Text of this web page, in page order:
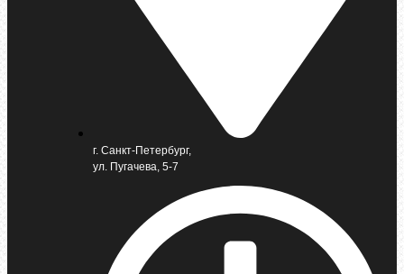
г. Санкт-Петербург,
ул. Пугачева, 5-7